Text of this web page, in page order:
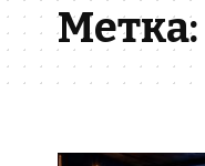
Метка: